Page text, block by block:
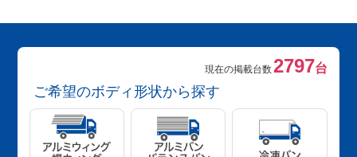
現在の掲載台数2797台
ご希望のボディ形状から探す